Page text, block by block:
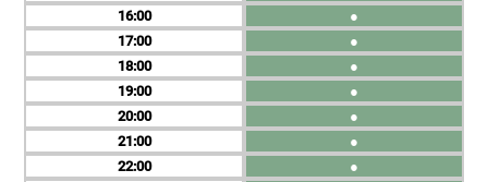
16
17
18
19
20
21
22
●
●
●
●
●
●
●